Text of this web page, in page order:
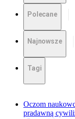
Polecane
Najnowsze
Tagi
Oczom
pradawną